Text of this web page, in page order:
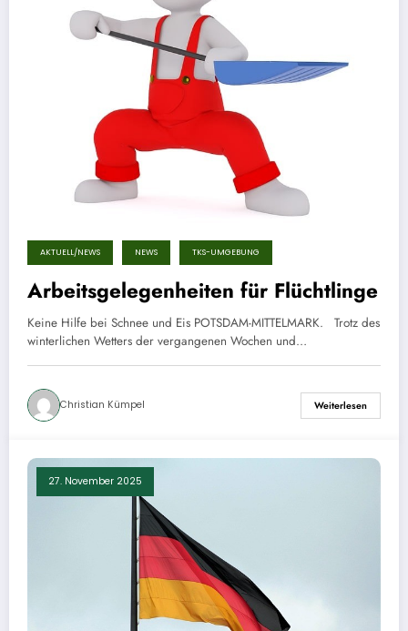
AKTUELL/NEWS NEWS TKS-UMGEBUNG
Arbeitsgelegenheiten für Flüchtlinge
Keine Hilfe bei Schnee und Eis POTSDAM-MITTELMARK. Trotz des
winterlichen Wetters der vergangenen Wochen und…
Christian Kümpel Weiterlesen
27. November 2025